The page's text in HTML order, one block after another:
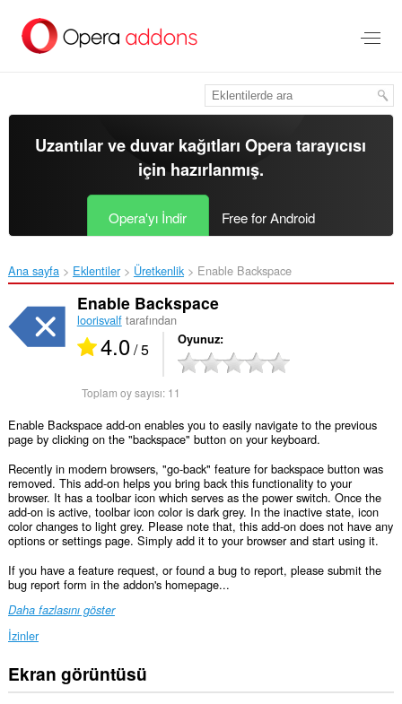
içeriğe
Uzantılar ve duvar kağıtlarıOpera tarayıcısı
için hazırlanmış.
Opera'yı İndir Free for Android
Ana sayfa Eklentiler Üretkenlik Enable Backspace‎
Enable Backspace
loorisvalftarafından
4.0/ 5 Oyunuz
Toplam oy sayısı: 11
Enable Backspace add-on enables you to easily navigate to the previous
page by clicking on the "backspace" button on your keyboard.
Recently in modern browsers, "go-back" feature for backspace button was
removed. This add-on helps you bring back this functionality to your
browser. It has a toolbar icon which serves as the power switch. Once the
add-on is active, toolbar icon color is dark grey. In the inactive state, icon
color changes to light grey. Please note that, this add-on does not have any
options or settings page. Simply add it to your browser and start using it.
If you have a feature request, or found a bug to report, please submit the
bug report form in the addon's homepage...
Daha fazlasını göster
İzinler
Bu
eklenti,
Ekran görüntüsü